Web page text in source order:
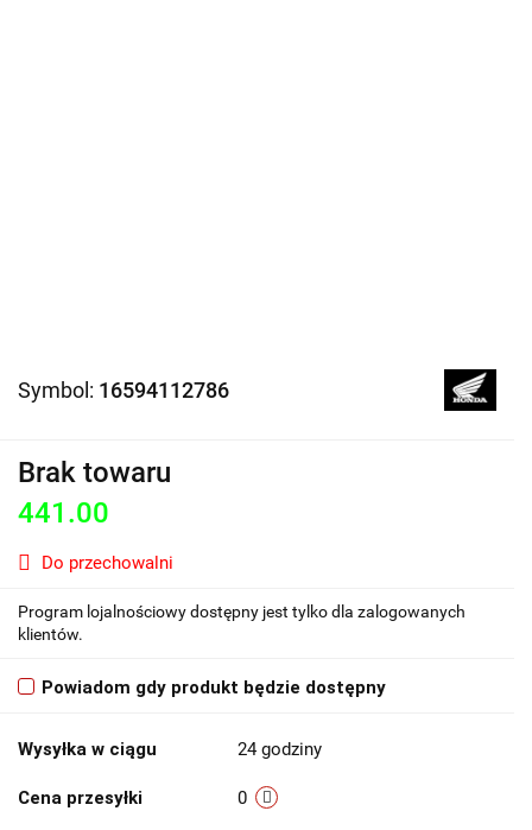
Symbol: 16594112786
Brak towaru
441.00
Do przechowalni
Program lojalnościowy dostępny jest tylko dla zalogowanych
klientów.
Powiadom gdy produkt będzie dostępny
Wysyłka w ciągu 24 godziny
Cena przesyłki 0